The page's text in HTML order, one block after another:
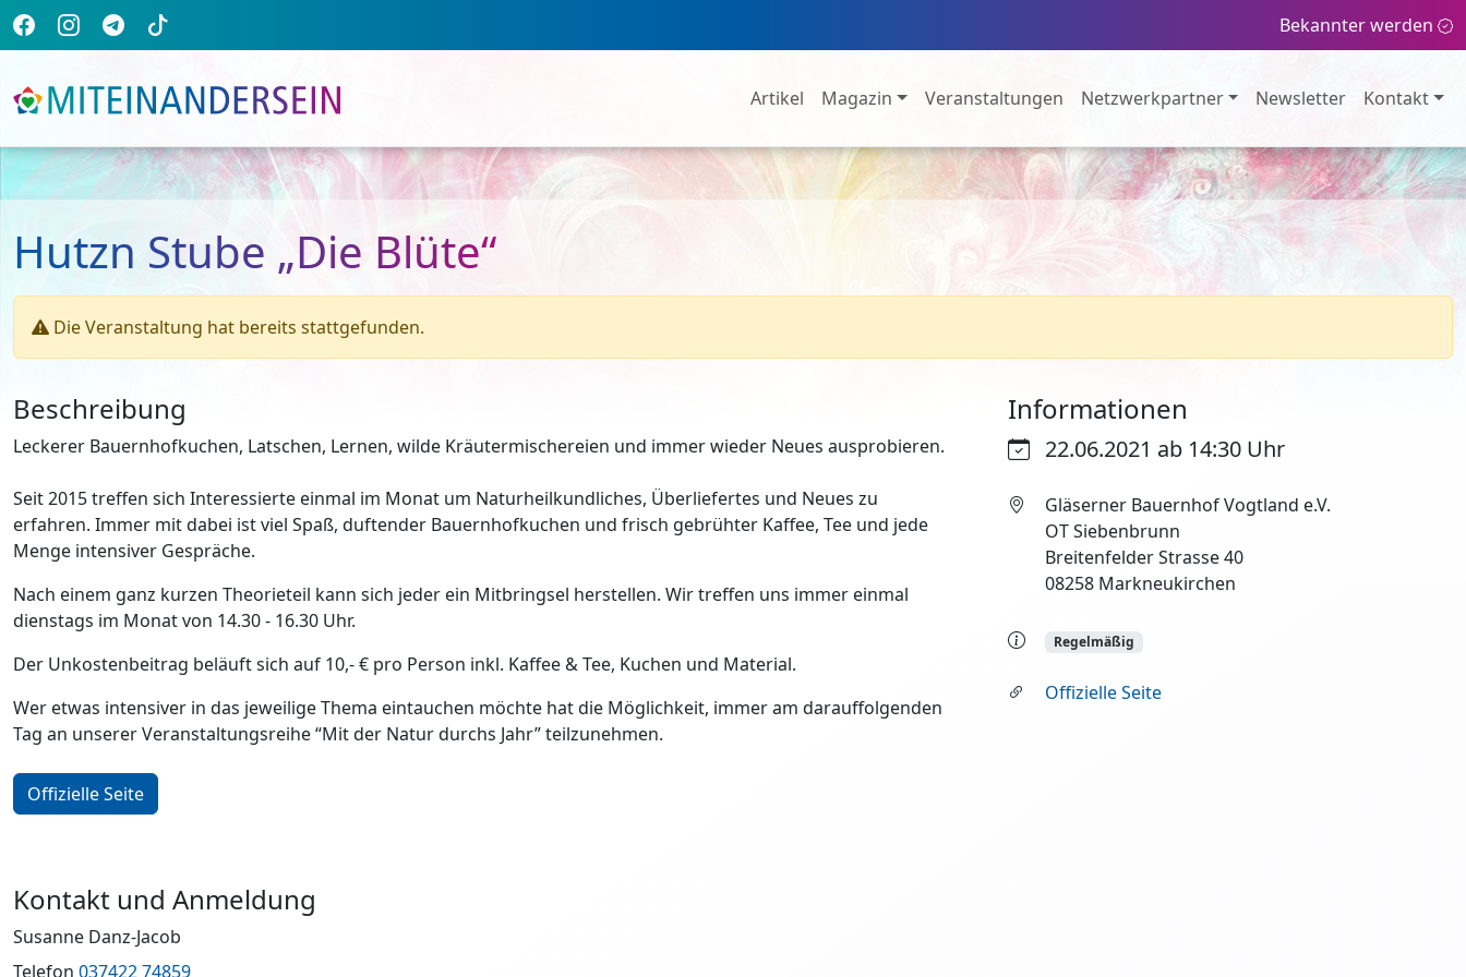
Bekannter werden
Artikel Magazin Veranstaltungen Netzwerkpartner Newsletter Kontakt
Hutzn Stube „Die Blüte“
Die Veranstaltung hat bereits stattgefunden.
Informationen
22.06.2021 ab 14:30 Uhr
Gläserner Bauernhof Vogtland e.V.
OT Siebenbrunn
Breitenfelder Strasse 40
08258 Markneukirchen
Regelmäßig
Offizielle Seite
Beschreibung
Leckerer Bauernhofkuchen, Latschen, Lernen, wilde Kräutermischereien und immer wieder Neues ausprobieren.
Seit 2015 treffen sich Interessierte einmal im Monat um Naturheilkundliches, Überliefertes und Neues zu
erfahren. Immer mit dabei ist viel Spaß, duftender Bauernhofkuchen und frisch gebrühter Kaffee, Tee und jede
Menge intensiver Gespräche.
Nach einem ganz kurzen Theorieteil kann sich jeder ein Mitbringsel herstellen. Wir treffen uns immer einmal
dienstags im Monat von 14.30 - 16.30 Uhr.
Der Unkostenbeitrag beläuft sich auf 10,- € pro Person inkl. Kaffee & Tee, Kuchen und Material.
Wer etwas intensiver in das jeweilige Thema eintauchen möchte hat die Möglichkeit, immer am darauffolgenden
Tag an unserer Veranstaltungsreihe “Mit der Natur durchs Jahr” teilzunehmen.
Offizielle Seite
Kontakt und Anmeldung
Susanne Danz-Jacob
Telefon 037422 74859